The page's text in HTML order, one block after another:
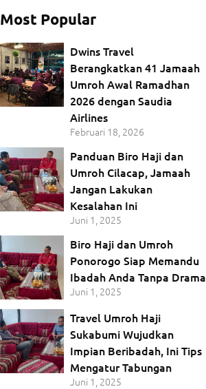
Most Popular
Dwins Travel
Berangkatkan 41 Jamaah
Umroh Awal Ramadhan
2026 dengan Saudia
Airlines
Februari 18, 2026
Panduan Biro Haji dan
Umroh Cilacap, Jamaah
Jangan Lakukan
Kesalahan Ini
Juni 1, 2025
Biro Haji dan Umroh
Ponorogo Siap Memandu
Ibadah Anda Tanpa Drama
Juni 1, 2025
Travel Umroh Haji
Sukabumi Wujudkan
Impian Beribadah, Ini Tips
Mengatur Tabungan
Juni 1, 2025